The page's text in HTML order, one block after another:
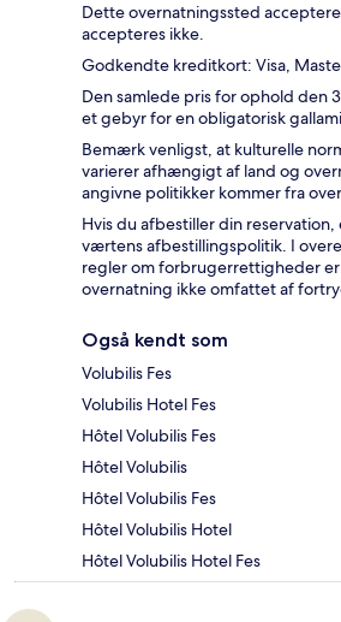
Dette overnatningssted
accepteres ikke.
Godkendte kreditkort: Visa,
Den samlede pris for ophold den
et gebyr for en obligatorisk
Bemærk venligst, at kulturelle
varierer afhængigt af land og
angivne politikker kommer fra
Hvis du afbestiller din
værtens afbestillingspolitik. I
regler om forbrugerrettigheder
overnatning ikke omfattet af
Også kendt som
Volubilis Fes
Volubilis Hotel Fes
Hôtel Volubilis Fes
Hôtel Volubilis
Hôtel Volubilis Fes
Hôtel Volubilis Hotel
Hôtel Volubilis Hotel Fes